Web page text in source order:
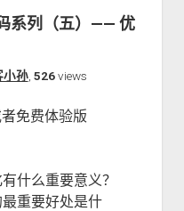
系列（五）—— 优
小孙, 526views
免费体验版
什么重要意义？
重要好处是什